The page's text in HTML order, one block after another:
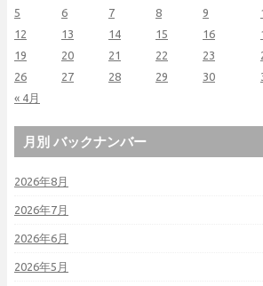
« 4月
5
6 7 8 9
12
13 14 15 16
19
20 21 22 23
26
27 28 29 30
月別 バックナンバー
2026年8月
2026年7月
2026年6月
2026年5月